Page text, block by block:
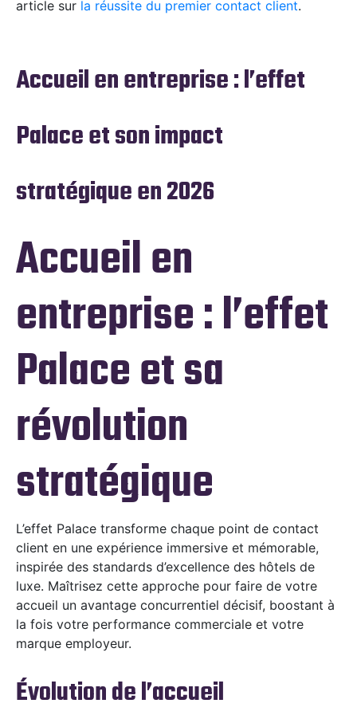
article sur la réussite du premier contact client.
Accueil en entreprise : l’effet
Palace et son impact
stratégique en 2026
Accueil en
entreprise : l’effet
Palace et sa
révolution
stratégique
L’effet Palace transforme chaque point de contact
client en une expérience immersive et mémorable,
inspirée des standards d’excellence des hôtels de
luxe. Maîtrisez cette approche pour faire de votre
accueil un avantage concurrentiel décisif, boostant à
la fois votre performance commerciale et votre
marque employeur.
Évolution de l’accueil